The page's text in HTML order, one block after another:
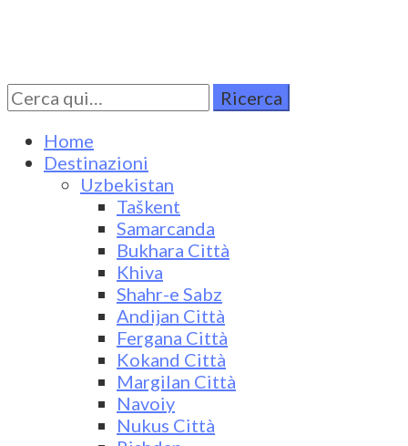
Turkestan Travel
Discover Central Asia
Cerca
per:
Home
Destinazioni
Uzbekistan
Taškent
Samarcanda
Bukhara Città
Khiva
Shahr-e Sabz
Andijan Città
Fergana Città
Kokand Città
Margilan Città
Navoiy
Nukus Città